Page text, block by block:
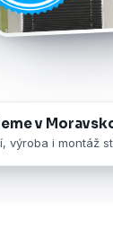
v
výroba i montáž